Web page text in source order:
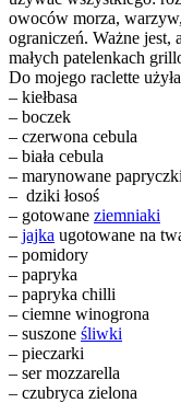
owoców morza,
ograniczeń. Ważne
małych patelenkach
Do mojego raclette
– kiełbasa
– boczek
– czerwona cebula
– biała cebula
– marynowane
– dziki łosoś
– gotowane ziemniaki
– jajka ugotowane na
– pomidory
– papryka
– papryka chilli
– ciemne winogrona
– suszone śliwki
– pieczarki
– ser mozzarella
– czubryca zielona